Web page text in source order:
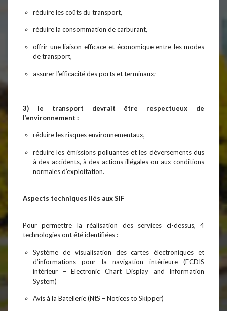
réduire les coûts du transport,
réduire la consommation de carburant,
offrir une liaison efficace et économique entre les modes
de transport,
assurer l’efficacité des ports et terminaux;
3) le transport devrait être respectueux de
l’environnement :
réduire les risques environnementaux,
réduire les émissions polluantes et les déversements dus
à des accidents, à des actions illégales ou aux conditions
normales d’exploitation.
Aspects techniques liés aux SIF
Pour permettre la réalisation des services ci-dessus, 4
technologies ont été identifiées :
Système de visualisation des cartes électroniques et
d’informations pour la navigation intérieure (ECDIS
intérieur – Electronic Chart Display and Information
System)
Avis à la Batellerie (NtS – Notices to Skipper)